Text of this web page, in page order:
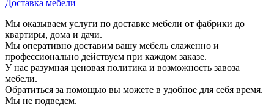
Доставка мебели
Мы оказываем услуги по доставке мебели от фабрики до
квартиры, дома и дачи.
Мы оперативно доставим вашу мебель слаженно и
профессионально действуем при каждом заказе.
У нас разумная ценовая политика и возможность завоза
мебели.
Обратиться за помощью вы можете в удобное для себя время.
Мы не подведем.